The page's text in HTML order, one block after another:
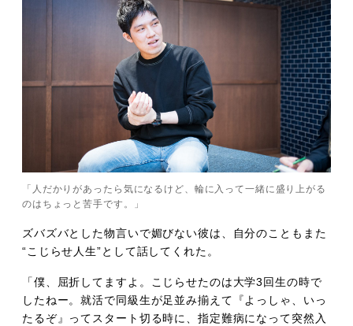
「人だかりがあったら気になるけど、輪に入って一緒に盛り上がる
のはちょっと苦手です。」
ズバズバとした物言いで媚びない彼は、自分のこともまた
“こじらせ人生”として話してくれた。
「僕、屈折してますよ。こじらせたのは大学3回生の時で
したねー。就活で同級生が足並み揃えて『よっしゃ、いっ
たるぞ』ってスタート切る時に、指定難病になって突然入